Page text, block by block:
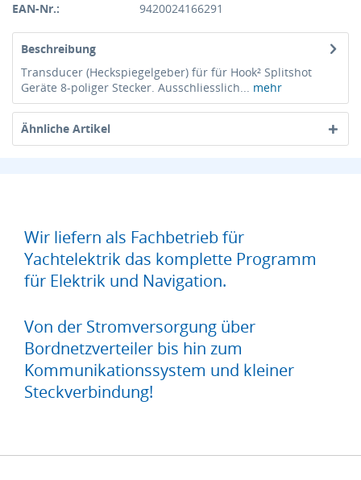
EAN-Nr.:
9420024166291
Beschreibung
Transducer (Heckspiegelgeber) für für Hook² Splitshot
Geräte 8-poliger Stecker. Ausschliesslich... mehr
Ähnliche Artikel
Wir liefern als Fachbetrieb für
Yachtelektrik das komplette Programm
für Elektrik und Navigation.
Von der Stromversorgung über
Bordnetzverteiler bis hin zum
Kommunikationssystem und kleiner
Steckverbindung!